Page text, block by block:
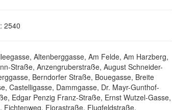
2540
Altenberggasse, Am Felde, Am Harzberg,
Straße, Anzengruberstraße, August Schneider-
Berndorfer Straße, Bouegasse, Breite
Castelligasse, Dammgasse, Dr. Mayr-Gunthof-
Edgar Penzig Franz-Straße, Ernst Wutzel-Gasse,
Florastraße, Flugfeldstraße,